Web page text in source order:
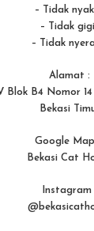
– Tidak
– Tidak
– Tidak
Alamat :
Blok B4 Nomor
Bekasi
Google
Bekasi Cat
Instagram